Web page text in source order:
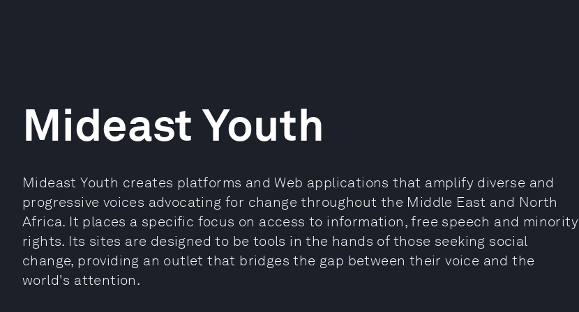
Mideast Youth
Mideast Youth creates platforms and Web applications that amplify diverse and
progressive voices advocating for change throughout the Middle East and North
Africa. It places a specific focus on access to information, free speech and minority
rights. Its sites are designed to be tools in the hands of those seeking social
change, providing an outlet that bridges the gap between their voice and the
world's attention.